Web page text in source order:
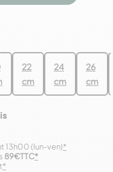
22
cm
24
cm
26
cm
13h00 (lun-ven)*
*
89€TTC*